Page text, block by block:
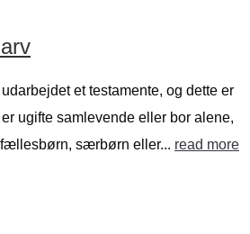
et testamente, og dette er
ugifte samlevende eller bor alene,
særbørn eller... read more